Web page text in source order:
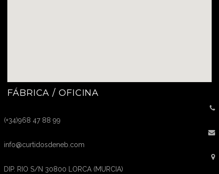
FÁBRICA / OFICINA
(+34)968 47 88 99
info@curtidosdeneb.com
DIP. RIO S/N 30800 LORCA (MURCIA)